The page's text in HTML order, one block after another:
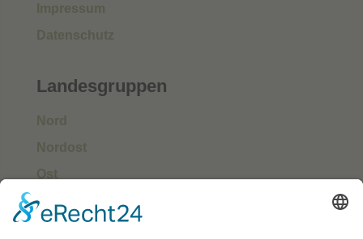
Impressum
Datenschutz
Landesgruppen
Nord
Nordost
Ost
Süd